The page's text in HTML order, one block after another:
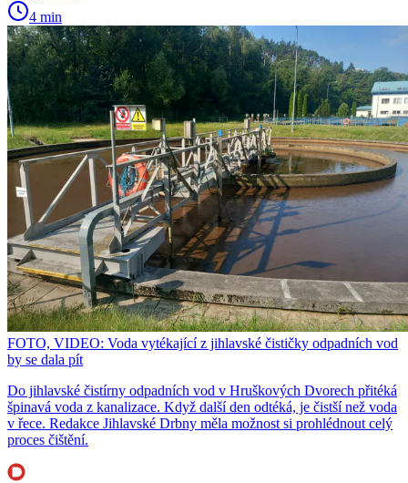
4 min
FOTO, VIDEO: Voda vytékající z jihlavské čističky odpadních vod
by se dala pít
Do jihlavské čistírny odpadních vod v Hruškových Dvorech přitéká
špinavá voda z kanalizace. Když další den odtéká, je čistší než voda
v řece. Redakce Jihlavské Drbny měla možnost si prohlédnout celý
proces čištění.